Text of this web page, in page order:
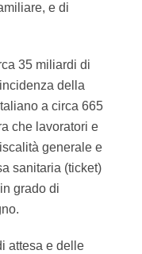
e di
35 miliardi di
della
a circa 665
che lavoratori e
generale e
sanitaria (ticket)
grado di
attesa e delle